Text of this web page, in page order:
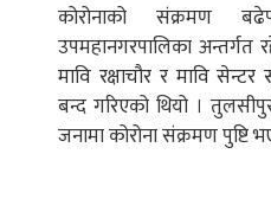
कोरोनाको संक्रमण
उपमहानगरपालिका अन्तर्गत
मावि रक्षाचौर र मावि
बन्द गरिएको थियो ।
जनामा कोरोना संक्रमण पुष्टि